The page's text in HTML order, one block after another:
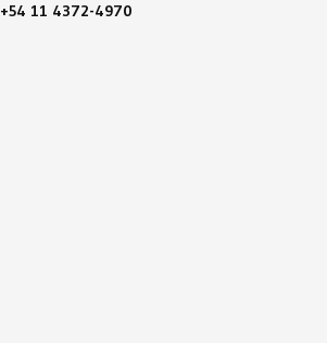
+54 11 4372-4970